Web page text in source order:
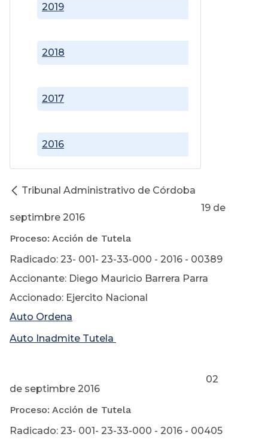
2016
2017
2018
2019
Tribunal Administrativo de Córdoba
19 de
septimbre 2016
Proceso: Acción de Tutela
Radicado: 23- 001- 23-33-000 - 2016 - 00389
Accionante: Diego Mauricio Barrera Parra
Accionado: Ejercito Nacional
Auto Ordena
Auto Inadmite Tutela
02
de septimbre 2016
Proceso: Acción de Tutela
Radicado: 23- 001- 23-33-000 - 2016 - 00405